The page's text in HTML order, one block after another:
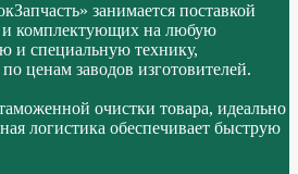
занимается поставкой
и комплектующих на любую
и специальную технику,
ценам заводов изготовителей.
очистки товара, идеально
логистика обеспечивает быструю